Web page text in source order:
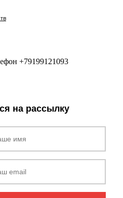
+79199121093
на рассылку